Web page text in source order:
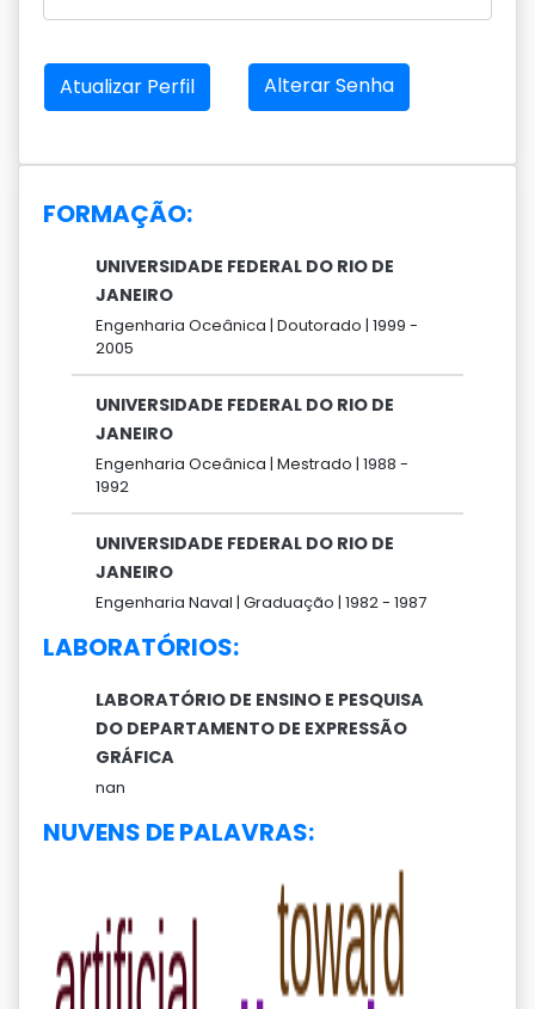
Atualizar Perfil Alterar Senha
FORMAÇÃO:
UNIVERSIDADE FEDERAL DO RIO DE
JANEIRO
Engenharia Oceânica | Doutorado | 1999 -
2005
UNIVERSIDADE FEDERAL DO RIO DE
JANEIRO
Engenharia Oceânica | Mestrado | 1988 -
1992
UNIVERSIDADE FEDERAL DO RIO DE
JANEIRO
Engenharia Naval | Graduação | 1982 - 1987
LABORATÓRIOS:
LABORATÓRIO DE ENSINO E PESQUISA
DO DEPARTAMENTO DE EXPRESSÃO
GRÁFICA
nan
NUVENS DE PALAVRAS: